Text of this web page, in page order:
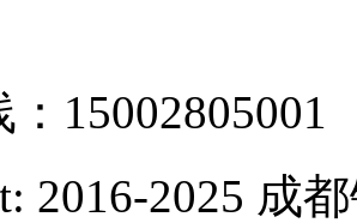
15002805001
2016-2025 成